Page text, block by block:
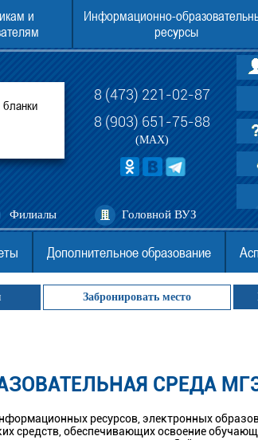
и
Информационно-
ресурсы
бланки
ЕГЭ для поступления в Воронежский
(филиал) АНО ВО МГЭУ в 2026 году
8 (473) 221-02-87
8 (903) 651-75-88
(MAX)
Филиалы Головной ВУЗ
Дополнительное образование
Забронировать место
СРЕДА
ресурсов, электронных
средств, обеспечивающих освоение